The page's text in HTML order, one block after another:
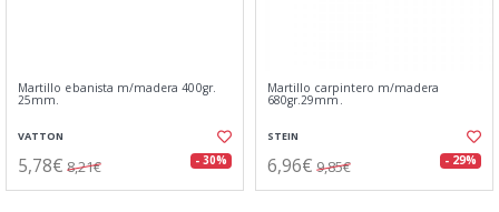
Martillo ebanista m/madera 400gr.
25mm.
VATTON
5,78€ 8,21€ - 30%
Martillo carpintero m/madera
680gr.29mm.
STEIN
6,96€ 9,85€ - 29%